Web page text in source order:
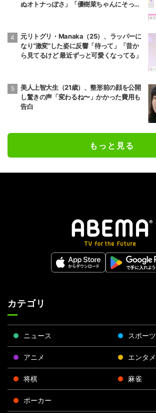
ぬオトナっぽさ」「優樹菜ちゃんにそっく
元リトグリ・Manaka（25）、ラッパーに
なり“激変”した姿に反響「待って」「昔か
ら見てるけど 最近ずっと可愛くなってる」
美人上智大生（21歳）、整形前の顔を公開
し驚きの声「変わるね〜」かかった費用も
告白
もっと見る
カテゴリ
ニュース スポーツ
アニメ エンタメ
将棋 麻雀
ポーカー